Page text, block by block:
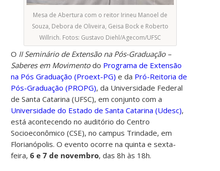
Mesa de Abertura com o reitor Irineu Manoel de
Souza, Debora de Oliveira, Geisa Bock e Roberto
Willrich. Fotos: Gustavo Diehl/Agecom/UFSC
O II Seminário de Extensão na Pós-Graduação –
Saberes em Movimentodo Programa de Extensão
na Pós Graduação (Proext-PG) e da Pró-Reitoria de
Pós-Graduação (PROPG), da Universidade Federal
de Santa Catarina (UFSC), em conjunto com a
Universidade do Estado de Santa Catarina (Udesc),
está acontecendo no auditório do Centro
Socioeconômico (CSE), no campus Trindade, em
Florianópolis. O evento ocorre na quinta e sexta-
feira,6 e 7 de novembro, das 8h às 18h.